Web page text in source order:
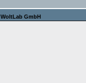
WoltLab GmbH